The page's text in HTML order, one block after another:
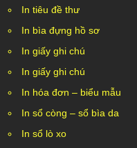
In tiêu đề thư
In bìa đựng hồ sơ
In giấy ghi chú
In giấy ghi chú
In hóa đơn – biểu mẫu
In sổ còng – sổ bìa da
In sổ lò xo